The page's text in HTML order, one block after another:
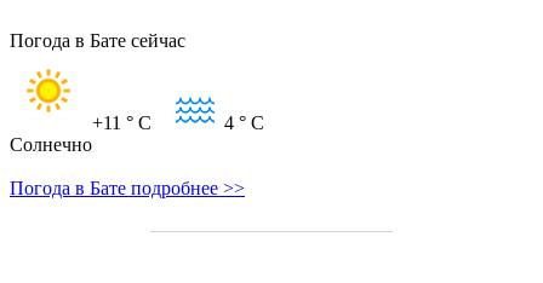
Погода в Бате сейчас
+11 ° C 4 ° C
Солнечно
Погода в Бате подробнее >>